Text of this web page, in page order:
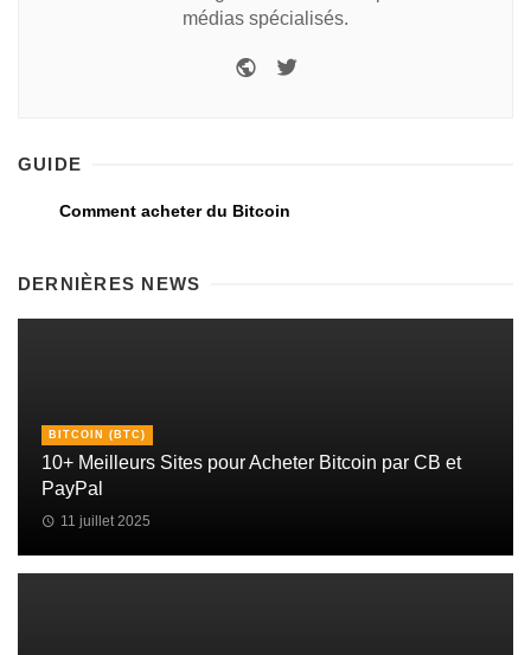
médias spécialisés.
GUIDE
Comment acheter du Bitcoin
DERNIÈRES NEWS
BITCOIN (BTC)
10+ Meilleurs Sites pour Acheter Bitcoin par CB et
PayPal
11 juillet 2025